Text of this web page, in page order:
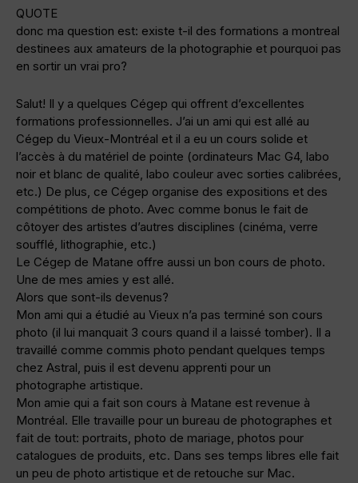
QUOTE
donc ma question est: existe t-il des formations a montreal
destinees aux amateurs de la photographie et pourquoi pas
en sortir un vrai pro?
Salut! Il y a quelques Cégep qui offrent d’excellentes
formations professionnelles. J’ai un ami qui est allé au
Cégep du Vieux-Montréal et il a eu un cours solide et
l’accès à du matériel de pointe (ordinateurs Mac G4, labo
noir et blanc de qualité, labo couleur avec sorties calibrées,
etc.) De plus, ce Cégep organise des expositions et des
compétitions de photo. Avec comme bonus le fait de
côtoyer des artistes d’autres disciplines (cinéma, verre
soufflé, lithographie, etc.)
Le Cégep de Matane offre aussi un bon cours de photo.
Une de mes amies y est allé.
Alors que sont-ils devenus?
Mon ami qui a étudié au Vieux n’a pas terminé son cours
photo (il lui manquait 3 cours quand il a laissé tomber). Il a
travaillé comme commis photo pendant quelques temps
chez Astral, puis il est devenu apprenti pour un
photographe artistique.
Mon amie qui a fait son cours à Matane est revenue à
Montréal. Elle travaille pour un bureau de photographes et
fait de tout: portraits, photo de mariage, photos pour
catalogues de produits, etc. Dans ses temps libres elle fait
un peu de photo artistique et de retouche sur Mac.